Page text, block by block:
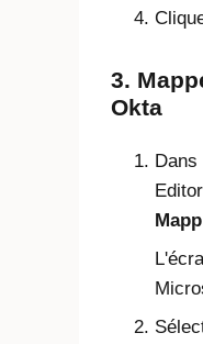
3.
Okta